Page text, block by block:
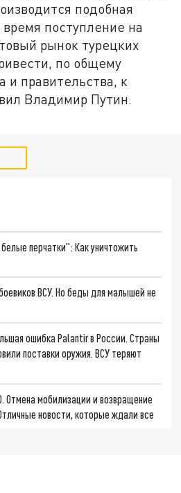
подобная
поступление на
рынок турецких
по общему
и правительства, к
Владимир Путин.
перчатки": Как уничтожить
ВСУ. Но беды для малышей не
ошибка Palantir в России. Страны
поставки оружия. ВСУ теряют
Отмена мобилизации и возвращение
новости, которые ждали все